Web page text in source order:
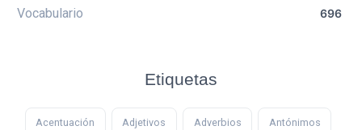
Vocabulario 696
Etiquetas
Acentuación Adjetivos Adverbios Antónimos